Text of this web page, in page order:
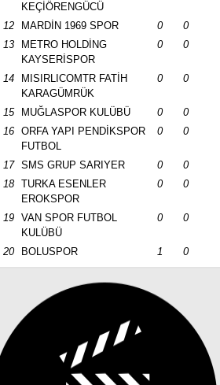
KEÇİÖRENGÜCÜ
12 MARDİN 1969 SPOR 0
0
13
METRO HOLDİNG
KAYSERİSPOR
0 0
14
MISIRLICOMTR FATİH
KARAGÜMRÜK
0 0
15 MUĞLASPOR KULÜBÜ 0
0
16
ORFA YAPI PENDİKSPOR
FUTBOL
0 0
17 SMS GRUP SARIYER 0
0
18
TURKA ESENLER
EROKSPOR
0 0
19
VAN SPOR FUTBOL
KULÜBÜ
0 0
20 BOLUSPOR 1 0